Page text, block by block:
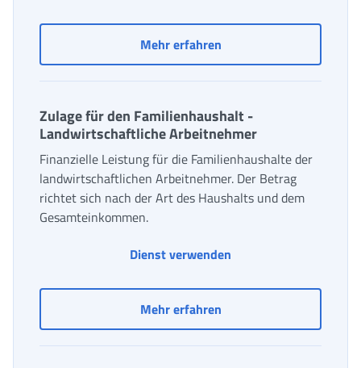
Mehr erfahrenZulage für den
Zulage für den Familienhaushalt -
Landwirtschaftliche Arbeitnehmer
Finanzielle Leistung für die Familienhaushalte der
landwirtschaftlichen Arbeitnehmer. Der Betrag
richtet sich nach der Art des Haushalts und dem
Gesamteinkommen.
Dienst verwenden
Mehr erfahrenZulage für den